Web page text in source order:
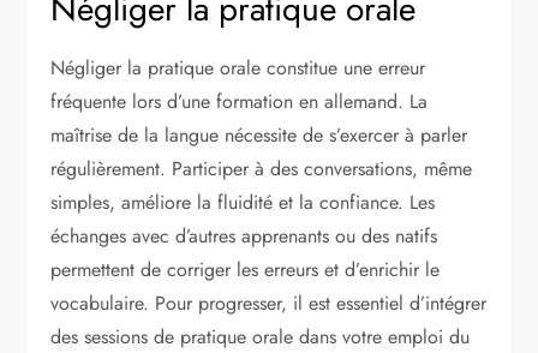
Négliger la pratique orale constitue une erreur
fréquente lors d’une formation en allemand. La
maîtrise de la langue nécessite de s’exercer à parler
régulièrement. Participer à des conversations, même
simples, améliore la fluidité et la confiance. Les
échanges avec d’autres apprenants ou des natifs
permettent de corriger les erreurs et d’enrichir le
vocabulaire. Pour progresser, il est essentiel d’intégrer
des sessions de pratique orale dans votre emploi du